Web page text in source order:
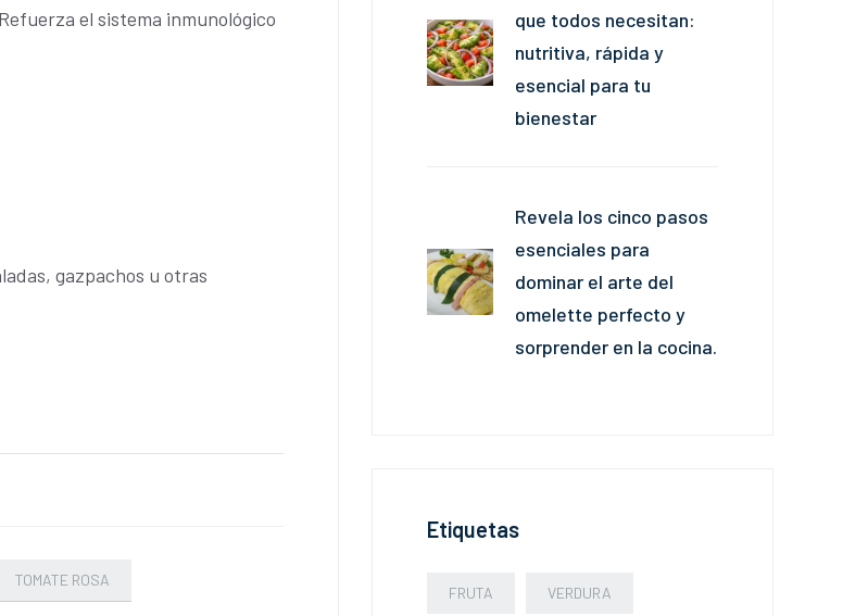
el sistema inmunológico
gazpachos u otras
TOMATE ROSA
que todos necesitan:
nutritiva, rápida y
esencial para tu
bienestar
Revela los cinco pasos
esenciales para
dominar el arte del
omelette perfecto y
sorprender en la cocina.
Etiquetas
FRUTA VERDURA